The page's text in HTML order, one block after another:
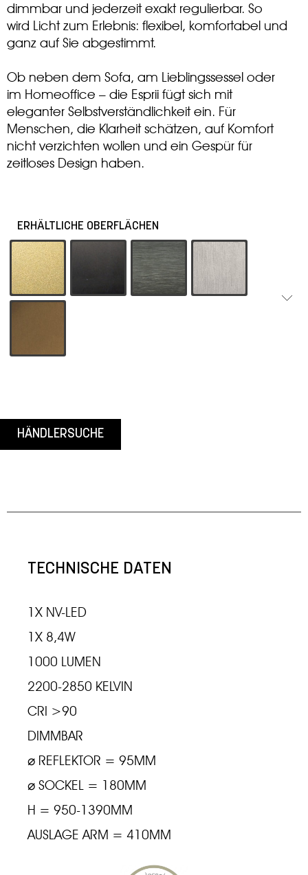
dimmbar und jederzeit exakt regulierbar. So
wird Licht zum Erlebnis: flexibel, komfortabel und
ganz auf Sie abgestimmt.
Ob neben dem Sofa, am Lieblingssessel oder
im Homeoffice – die Esprii fügt sich mit
eleganter Selbstverständlichkeit ein. Für
Menschen, die Klarheit schätzen, auf Komfort
nicht verzichten wollen und ein Gespür für
zeitloses Design haben.
ERHÄLTLICHE OBERFLÄCHEN
-19 Eloxal Messing-55 Schwarz-62 Platin
HÄNDLERSUCHE
TECHNISCHE DATEN
1X NV-LED
1X 8,4W
1000 LUMEN
2200-2850 KELVIN
CRI >90
DIMMBAR
⌀ REFLEKTOR = 95MM
⌀ SOCKEL = 180MM
H = 950-1390MM
AUSLAGE ARM = 410MM